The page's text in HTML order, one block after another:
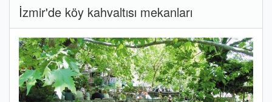
İzmir'de köy kahvaltısı mekanları